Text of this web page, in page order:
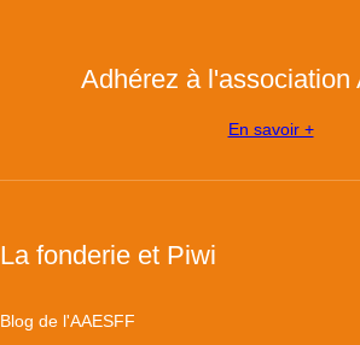
Adhérez à l'association
En savoir +
La fonderie et Piwi
Blog de l'AAESFF